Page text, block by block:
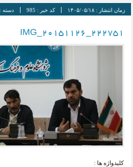
زمان انتشار : ۱۴۰۵/۰۵/۱۸ کد خبر : 985 دسته :
IMG_20151126_222751
کلیدواژه ها :